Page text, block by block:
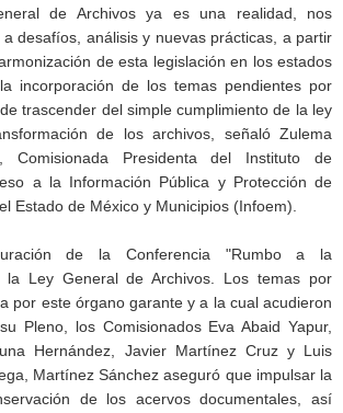
de Archivos ya es una realidad, nos
desafíos, análisis y nuevas prácticas, a partir
de esta legislación en los estados
incorporación de los temas pendientes por
trascender del simple cumplimiento de la ley
de los archivos, señaló Zulema
Comisionada Presidenta del Instituto de
a la Información Pública y Protección de
Estado de México y Municipios (Infoem).
de la Conferencia "Rumbo a la
la Ley General de Archivos. Los temas por
por este órgano garante y a la cual acudieron
Pleno, los Comisionados Eva Abaid Yapur,
Hernández, Javier Martínez Cruz y Luis
Martínez Sánchez aseguró que impulsar la
de los acervos documentales, así